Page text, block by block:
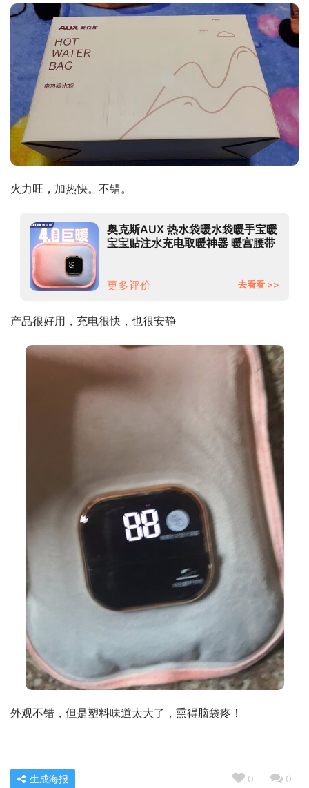
火力旺，加热快。不错。
奥克斯AUX 热水袋暖水袋暖手宝暖
宝宝贴注水充电取暖神器 暖宫腰带
更多评价
去看看 >>
产品很好用，充电很快，也很安静
外观不错，但是塑料味道太大了，熏得脑袋疼！
0 0
生成海报